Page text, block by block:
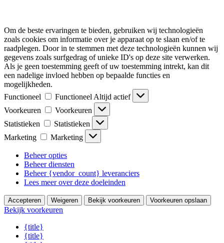
Om de beste ervaringen te bieden, gebruiken wij technologieën
zoals cookies om informatie over je apparaat op te slaan en/of te
raadplegen. Door in te stemmen met deze technologieën kunnen wij
gegevens zoals surfgedrag of unieke ID's op deze site verwerken.
Als je geen toestemming geeft of uw toestemming intrekt, kan dit
een nadelige invloed hebben op bepaalde functies en
mogelijkheden.
Functioneel
Functioneel Altijd actief
Voorkeuren
Voorkeuren
Statistieken
Statistieken
Marketing
Marketing
Beheer opties
Beheer diensten
Beheer {vendor_count} leveranciers
Lees meer over deze doeleinden
Accepteren Weigeren Bekijk voorkeuren Voorkeuren opslaan
Bekijk voorkeuren
{title}
{title}